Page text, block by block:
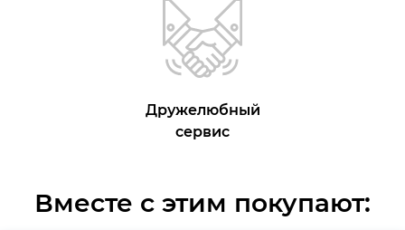
Дружелюбный
сервис
Вместе с этим покупают: